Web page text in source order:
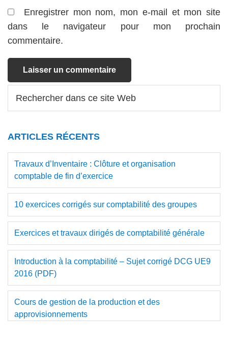
Enregistrer mon nom, mon e-mail et mon site
dans le navigateur pour mon prochain
commentaire.
Barre
latérale
dans
Web
ARTICLES RÉCENTS
Travaux d’Inventaire : Clôture et organisation
comptable de fin d’exercice
10 exercices corrigés sur comptabilité des groupes
Exercices et travaux dirigés de comptabilité générale
Introduction à la comptabilité – Sujet corrigé DCG UE9
2016 (PDF)
Cours de gestion de la production et des
approvisionnements